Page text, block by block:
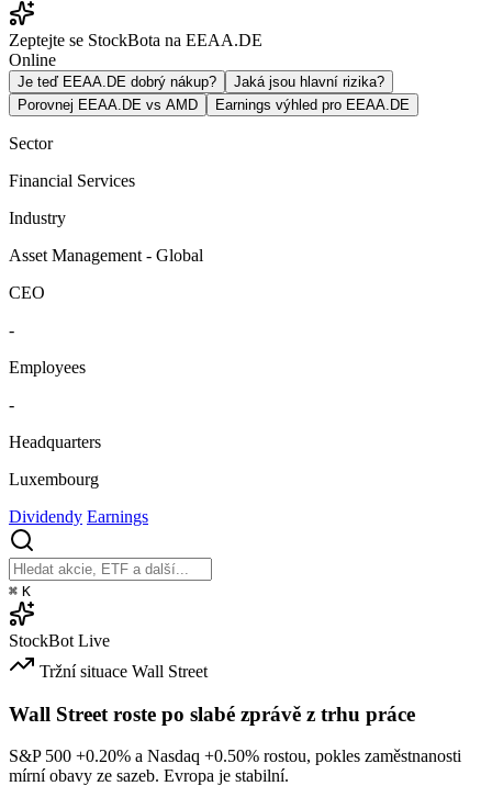
Zeptejte se StockBota na EEAA.DE
Online
Je teď EEAA.DE dobrý nákup?
Jaká jsou hlavní rizika?
Porovnej EEAA.DE vs AMD
Earnings výhled pro EEAA.DE
Sector
Financial Services
Industry
Asset Management - Global
CEO
-
Employees
-
Headquarters
Luxembourg
Dividendy Earnings
⌘ K
StockBot Live
Tržní situace Wall Street
Wall Street roste po slabé zprávě z trhu práce
S&P 500 +0.20% a Nasdaq +0.50% rostou, pokles zaměstnanosti
mírní obavy ze sazeb. Evropa je stabilní.